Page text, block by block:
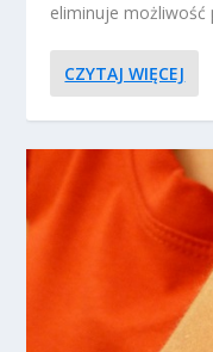
eliminuje możliwość
CZYTAJ WIĘCEJ